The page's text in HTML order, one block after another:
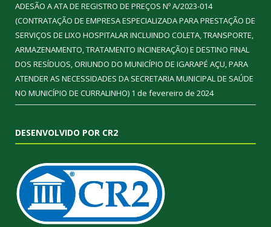
ADESÃO A ATA DE REGISTRO DE PREÇOS Nº A/2023-014
(CONTRATAÇÃO DE EMPRESA ESPECIALIZADA PARA PRESTAÇÃO DE
SERVIÇOS DE LIXO HOSPITALAR INCLUINDO COLETA, TRANSPORTE,
ARMAZENAMENTO, TRATAMENTO INCINERAÇÃO) E DESTINO FINAL
DOS RESÍDUOS, ORIUNDO DO MUNICÍPIO DE IGARAPÉ AÇU, PARA
ATENDER AS NECESSIDADES DA SECRETARIA MUNICIPAL DE SAÚDE
NO MUNICÍPIO DE CURRALINHO) 1 de fevereiro de 2024
DESENVOLVIDO POR CR2